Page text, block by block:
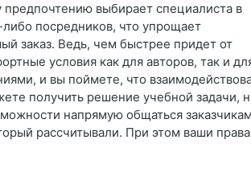
предпочтению выбирает специалиста в
посредников, что упрощает
заказ. Ведь, чем быстрее придет от
условия как для авторов, так и
и вы поймете, что
получить решение учебной задачи,
напрямую общаться
рассчитывали. При этом ваши